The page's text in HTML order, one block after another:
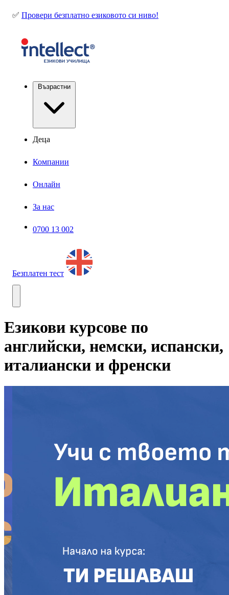
✅ Провери безплатно езиковото си ниво!
Възрастни
Деца
Компании
Онлайн
За нас
0700 13 002
Безплатен тест
Езикови курсове по
английски, немски, испански,
италиански и френски